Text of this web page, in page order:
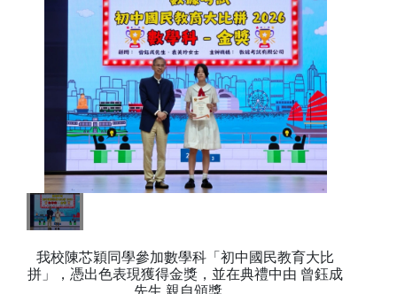
我校陳芯穎同學參加數學科「初中國民教育大比
拼」，憑出色表現獲得金獎，並在典禮中由 曾鈺成
先生 親自頒獎。